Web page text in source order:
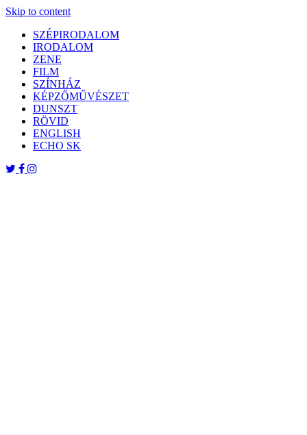
Skip to content
SZÉPIRODALOM
IRODALOM
ZENE
FILM
SZÍNHÁZ
KÉPZŐMŰVÉSZET
DUNSZT
RÖVID
ENGLISH
ECHO SK